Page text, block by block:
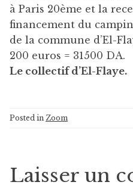
à Paris 20ème et la
financement du
de la commune d’El-
200 euros = 31500 DA.
Le collectif d’El-Flaye.
Posted in Zoom
Laisser un